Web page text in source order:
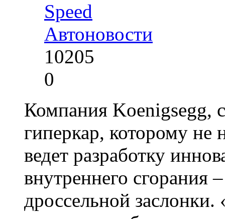
Speed
Автоновости
10205
0
Компания Koenigsegg,
гиперкар, которому не
ведет разработку
внутреннего сгорания
дроссельной